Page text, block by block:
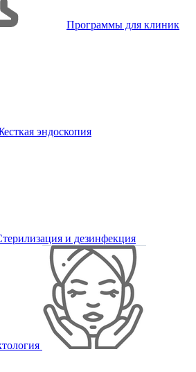
Программы для клиник
эндоскопия
и дезинфекция